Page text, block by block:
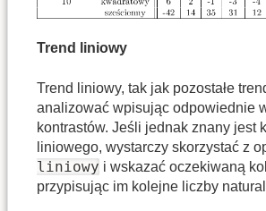
Trend liniowy
Trend liniowy, tak jak pozostałe
analizować wpisując odpowiednie
kontrastów. Jeśli jednak znany jest
liniowego, wystarczy skorzystać z
liniowy i wskazać oczekiwaną
przypisując im kolejne liczby